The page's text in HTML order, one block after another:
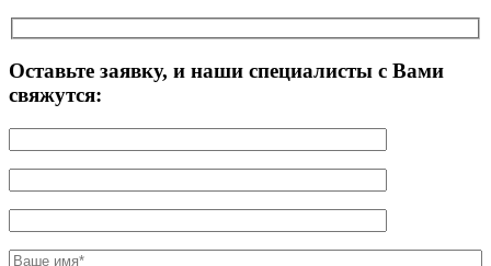
Оставьте заявку, и наши специалисты с Вами
свяжутся: